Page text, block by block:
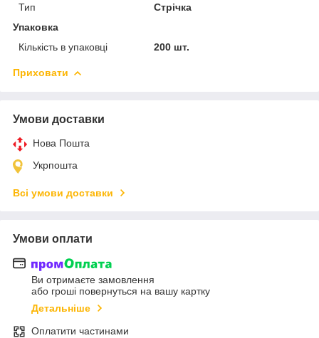
Тип
Стрічка
Упаковка
Кількість в упаковці
200 шт.
Приховати
Умови доставки
Нова Пошта
Укрпошта
Всі умови доставки
Умови оплати
Ви отримаєте замовлення
або гроші повернуться на вашу картку
Детальніше
Оплатити частинами